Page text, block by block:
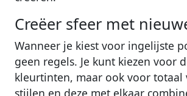
Creëer sfeer met
Wanneer je kiest voor ingelijste
geen regels. Je kunt kiezen voor
kleurtinten, maar ook voor totaal
stijlen en deze met elkaar